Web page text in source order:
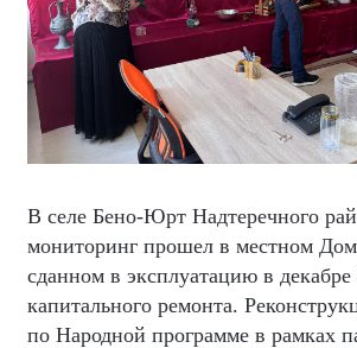
В селе Бено-Юрт Надтеречного
мониторинг прошел в местном
сданном в эксплуатацию в декабре
капитального ремонта.
по Народной программе в рамках